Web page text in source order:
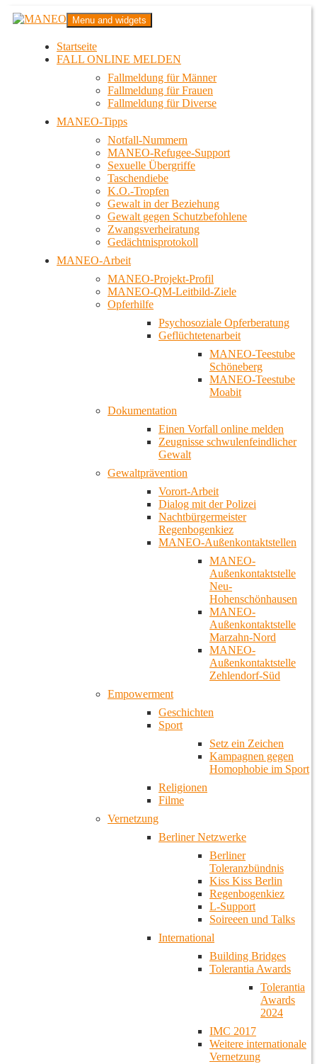
Zum
InhaltMANEO
Das schwule Anti-Gewalt-Projekt in Berlin
Menu and widgets
Startseite
FALL ONLINE MELDEN
Fallmeldung für Männer
Fallmeldung für Frauen
Fallmeldung für Diverse
MANEO-Tipps
Notfall-Nummern
MANEO-Refugee-Support
Sexuelle Übergriffe
Taschendiebe
K.O.-Tropfen
Gewalt in der Beziehung
Gewalt gegen Schutzbefohlene
Zwangsverheiratung
Gedächtnisprotokoll
MANEO-Arbeit
MANEO-Projekt-Profil
MANEO-QM-Leitbild-Ziele
Opferhilfe
Psychosoziale Opferberatung
Geflüchtetenarbeit
MANEO-Teestube
Schöneberg
MANEO-Teestube
Moabit
Dokumentation
Einen Vorfall online melden
Zeugnisse schwulenfeindlicher
Gewalt
Gewaltprävention
Vorort-Arbeit
Dialog mit der Polizei
Nachtbürgermeister
Regenbogenkiez
MANEO-Außenkontaktstellen
MANEO-
Außenkontaktstelle
Neu-
Hohenschönhausen
MANEO-
Außenkontaktstelle
Marzahn-Nord
MANEO-
Außenkontaktstelle
Zehlendorf-Süd
Empowerment
Geschichten
Sport
Setz ein Zeichen
Kampagnen gegen
Homophobie im Sport
Religionen
Filme
Vernetzung
Berliner Netzwerke
Berliner
Toleranzbündnis
Kiss Kiss Berlin
Regenbogenkiez
L-Support
Soireeen und Talks
International
Building Bridges
Tolerantia Awards
Tolerantia
Awards
2024
IMC 2017
Weitere internationale
Vernetzung